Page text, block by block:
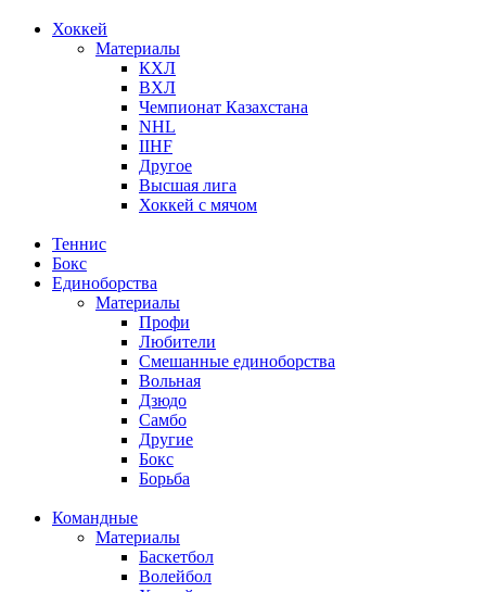
Хоккей
Материалы
КХЛ
ВХЛ
Чемпионат Казахстана
NHL
IIHF
Другое
Высшая лига
Хоккей с мячом
Теннис
Бокс
Единоборства
Материалы
Профи
Любители
Смешанные единоборства
Вольная
Дзюдо
Самбо
Другие
Бокс
Борьба
Командные
Материалы
Баскетбол
Волейбол